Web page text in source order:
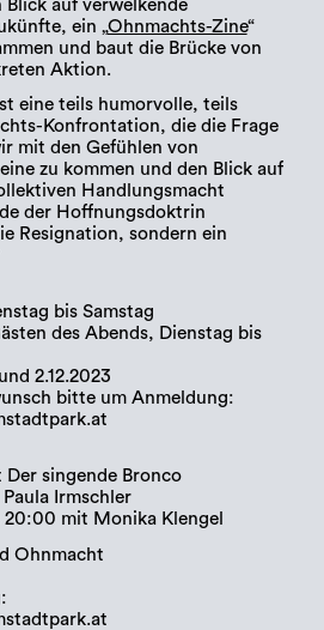
auf verwelkende
ein „Ohnmachts-Zine“
und baut die Brücke von
Aktion.
eine teils humorvolle, teils
Konfrontation, die die Frage
mit den Gefühlen von
zu kommen und den Blick auf
Handlungsmacht
der Hoffnungsdoktrin
Resignation, sondern ein
bis Samstag
des Abends, Dienstag bis
2.12.2023
bitte um Anmeldung:
Der singende Bronco
Irmschler
20:00 mit Monika Klengel
Ohnmacht